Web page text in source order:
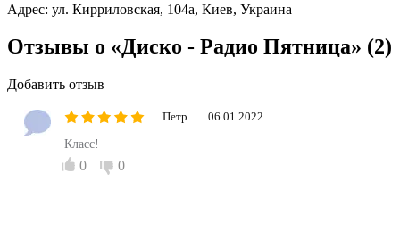
Адрес: ул. Кирриловская, 104а, Киев, Украина
Отзывы о «Диско - Радио Пятница» (2)
Добавить отзыв
Петр 06.01.2022
Класс!
0 0